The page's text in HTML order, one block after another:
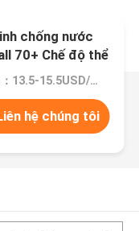
chống nước
70+ Chế độ thể
Giá bán：13.5-15.5USD/PCS
hệ chúng tôi